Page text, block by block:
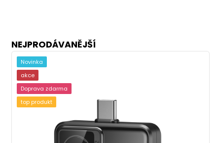
NEJPRODÁVANĚJŠÍ
Novinka
akce
Doprava zdarma
top produkt